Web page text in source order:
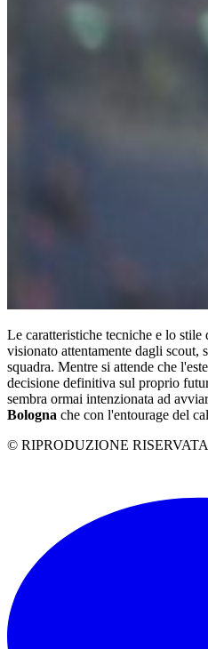
Le caratteristiche tecniche e lo
visionato attentamente dagli scout,
squadra. Mentre si attende che
decisione definitiva sul proprio
sembra ormai intenzionata ad
Bologna che con l'entourage del
© RIPRODUZIONE RISERVATA